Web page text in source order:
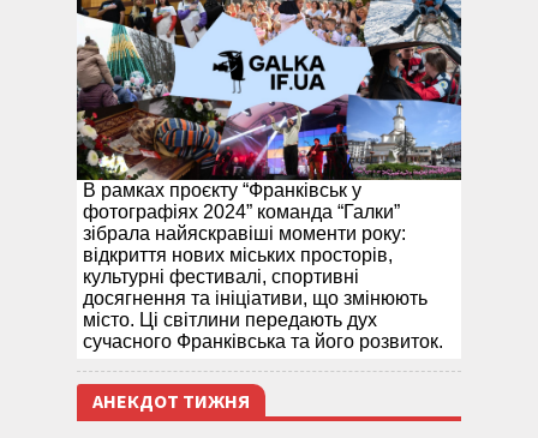
В рамках проєкту “Франківськ у
фотографіях 2024” команда “Галки”
зібрала найяскравіші моменти року:
відкриття нових міських просторів,
культурні фестивалі, спортивні
досягнення та ініціативи, що змінюють
місто. Ці світлини передають дух
сучасного Франківська та його розвиток.
АНЕКДОТ ТИЖНЯ